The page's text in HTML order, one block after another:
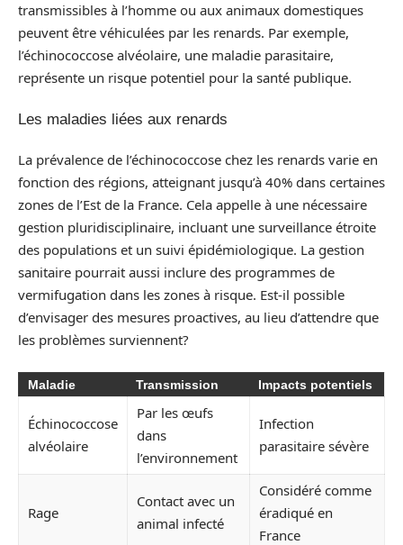
transmissibles à l’homme ou aux animaux domestiques
peuvent être véhiculées par les renards. Par exemple,
l’échinococcose alvéolaire, une maladie parasitaire,
représente un risque potentiel pour la santé publique.
Les maladies liées aux renards
La prévalence de l’échinococcose chez les renards varie en
fonction des régions, atteignant jusqu’à 40% dans certaines
zones de l’Est de la France. Cela appelle à une nécessaire
gestion pluridisciplinaire, incluant une surveillance étroite
des populations et un suivi épidémiologique. La gestion
sanitaire pourrait aussi inclure des programmes de
vermifugation dans les zones à risque. Est-il possible
d’envisager des mesures proactives, au lieu d’attendre que
les problèmes surviennent?
Maladie Transmission Impacts potentiels
Échinococcose
alvéolaire
Par les œufs
dans
l’environnement
Infection
parasitaire sévère
Rage
Contact avec un
animal infecté
Considéré comme
éradiqué en
France